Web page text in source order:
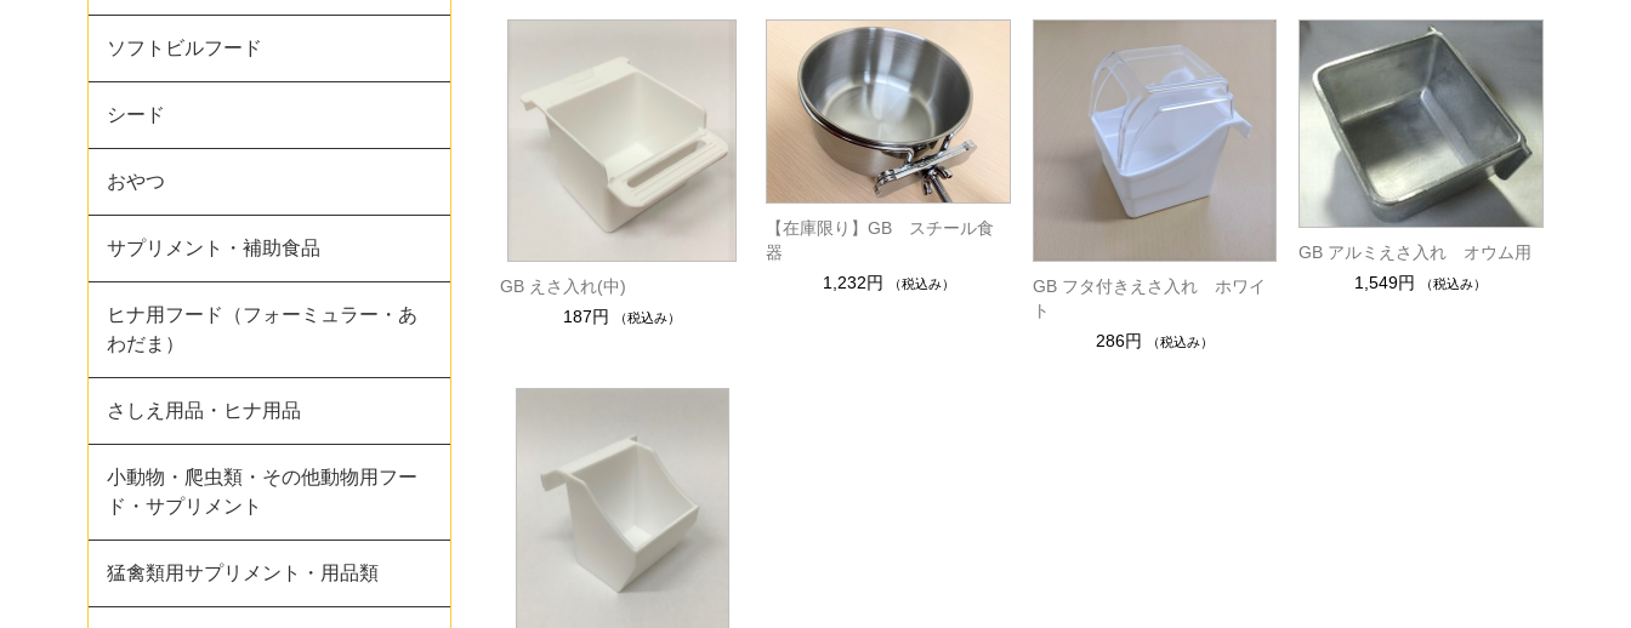
GB えさ入れ(中)
187円
（税込み）
【在庫限り】GB スチール食
器
1,232円
（税込み）
GB フタ付きえさ入れ ホワイ
ト
286円
（税込み）
GB アルミえさ入れ オウム用
1,549円
（税込み）
ソフトビルフード
シード
おやつ
サプリメント・補助食品
ヒナ用フード（フォーミュラー・あ
わだま）
さしえ用品・ヒナ用品
小動物・爬虫類・その他動物用フー
ド・サプリメント
猛禽類用サプリメント・用品類